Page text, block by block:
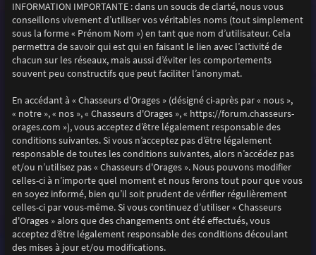
INFORMATION IMPORTANTE : dans un soucis de clarté, nous vous
conseillons vivement d’utiliser vos véritables noms (tout simplement
sous la forme « Prénom Nom ») en tant que nom d’utilisateur. Cela
permettra de savoir qui est qui en faisant le lien avec l’activité de
chacun sur les réseaux, mais aussi d’éviter les comportements
souvent peu constructifs que peut faciliter l’anonymat.
En accédant à « Chasseurs d'Orages » (désigné ci-après par « nous »,
« notre », « nos », « Chasseurs d'Orages », « https://forum.chasseurs-
orages.com »), vous acceptez d’être légalement responsable des
conditions suivantes. Si vous n’acceptez pas d’être légalement
responsable de toutes les conditions suivantes, alors n’accédez pas
et/ou n’utilisez pas « Chasseurs d'Orages ». Nous pouvons modifier
celles-ci à n’importe quel moment et nous ferons tout pour que vous
en soyez informé, bien qu’il soit prudent de vérifier régulièrement
celles-ci par vous-même. Si vous continuez d’utiliser « Chasseurs
d'Orages » alors que des changements ont été effectués, vous
acceptez d’être légalement responsable des conditions découlant
des mises à jour et/ou modifications.